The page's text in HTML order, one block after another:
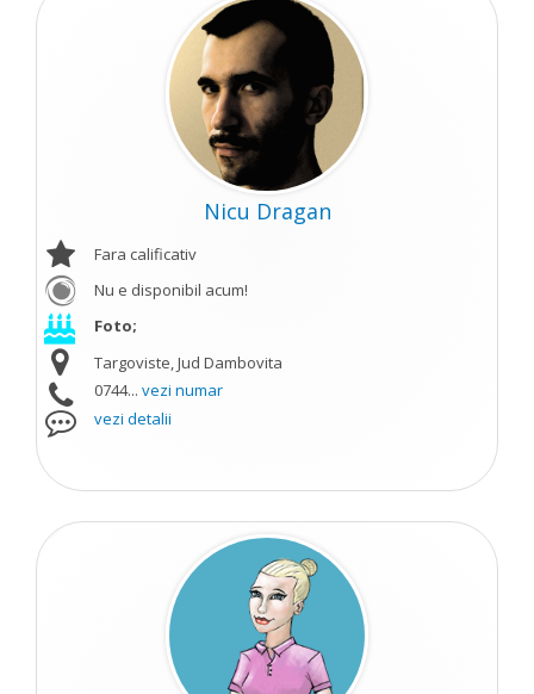
Nicu Dragan
Fara calificativ
Nu e disponibil acum!
Foto;
Targoviste, Jud Dambovita
0744... vezi numar
vezi detalii